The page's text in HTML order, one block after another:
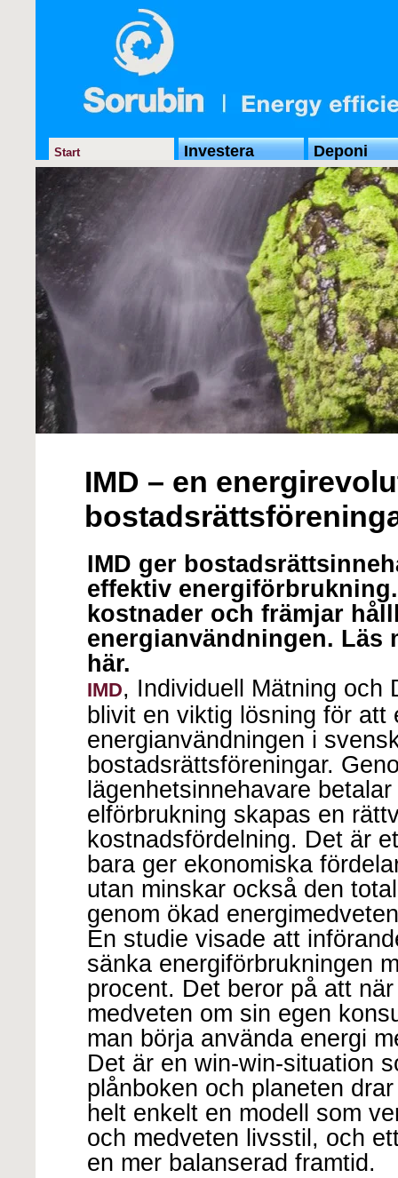
Start Investera Deponi
IMD – en
IMD ger
effektiv
kostnader och främjar
energianvändningen. Läs
här.
IMD, Individuell Mätning och
blivit en viktig lösning för att
energianvändningen i
bostadsrättsföreningar.
lägenhetsinnehavare
elförbrukning skapas en
kostnadsfördelning. Det är
bara ger ekonomiska
utan minskar också den
genom ökad
En studie visade att
sänka energiförbrukningen
procent. Det beror på att
medveten om sin egen
man börja använda energi
Det är en win-win-situation
plånboken och planeten
helt enkelt en modell som
och medveten livsstil, och
en mer balanserad framtid.